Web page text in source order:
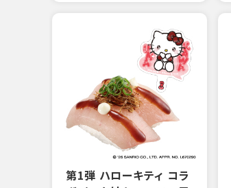
第1弾 ハローキティ コラ